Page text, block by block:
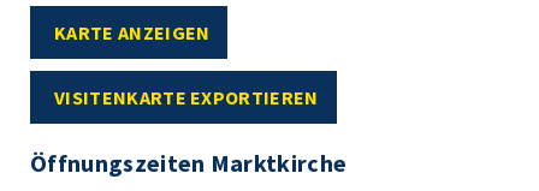
KARTE ANZEIGEN
VISITENKARTE EXPORTIEREN
Öffnungszeiten Marktkirche